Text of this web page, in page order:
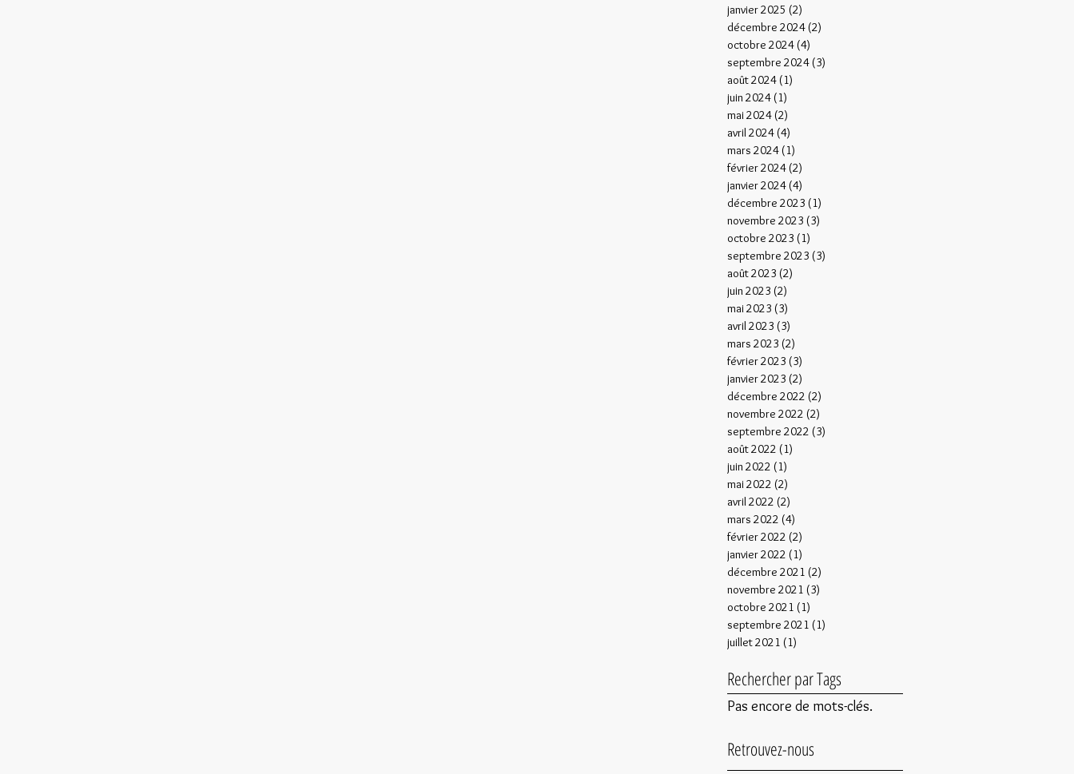
janvier 2025 (2)
décembre 2024 (2)
octobre 2024 (4)
septembre 2024 (3)
août 2024 (1)
juin 2024 (1)
mai 2024 (2)
avril 2024 (4)
mars 2024 (1)
février 2024 (2)
janvier 2024 (4)
décembre 2023 (1)
novembre 2023 (3)
octobre 2023 (1)
septembre 2023 (3)
août 2023 (2)
juin 2023 (2)
mai 2023 (3)
avril 2023 (3)
mars 2023 (2)
février 2023 (3)
janvier 2023 (2)
décembre 2022 (2)
novembre 2022 (2)
septembre 2022 (3)
août 2022 (1)
juin 2022 (1)
mai 2022 (2)
avril 2022 (2)
mars 2022 (4)
février 2022 (2)
janvier 2022 (1)
décembre 2021 (2)
novembre 2021 (3)
octobre 2021 (1)
septembre 2021 (1)
juillet 2021 (1)
Rechercher par Tags
Pas encore de mots-clés.
Retrouvez-nous